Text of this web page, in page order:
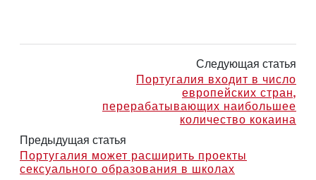
Следующая статья
Португалия входит в число
европейских стран,
перерабатывающих наибольшее
количество кокаина
Предыдущая статья
Португалия может расширить проекты
сексуального образования в школах